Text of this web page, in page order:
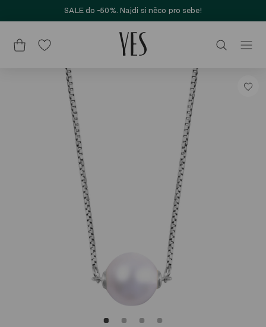
SALE do -50%. Najdi si něco pro sebe!